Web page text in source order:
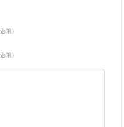
填)
填)